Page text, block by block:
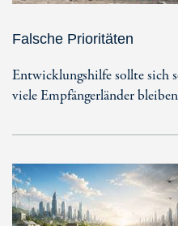
Falsche Prioritäten
Entwicklungshilfe sollte sich
viele Empfängerländer